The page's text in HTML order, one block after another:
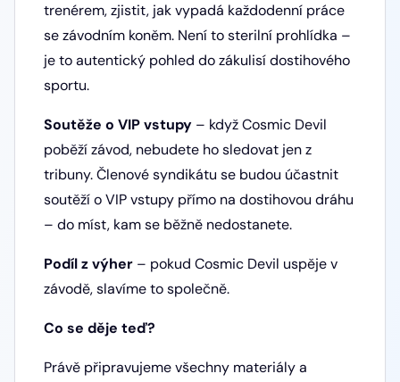
trenérem, zjistit, jak vypadá každodenní práce
se závodním koněm. Není to sterilní prohlídka –
je to autentický pohled do zákulisí dostihového
sportu.
Soutěže o VIP vstupy – když Cosmic Devil
poběží závod, nebudete ho sledovat jen z
tribuny. Členové syndikátu se budou účastnit
soutěží o VIP vstupy přímo na dostihovou dráhu
– do míst, kam se běžně nedostanete.
Podíl z výher – pokud Cosmic Devil uspěje v
závodě, slavíme to společně.
Co se děje teď?
Právě připravujeme všechny materiály a